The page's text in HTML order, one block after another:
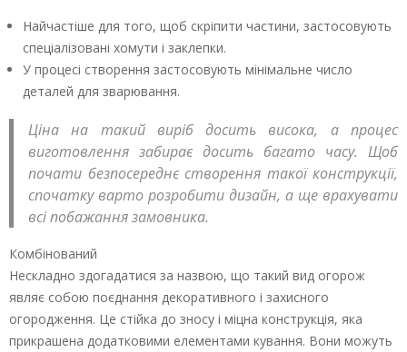
Найчастіше для того, щоб скріпити частини, застосовують
спеціалізовані хомути і заклепки.
У процесі створення застосовують мінімальне число
деталей для зварювання.
Ціна на такий виріб досить висока, а процес
виготовлення забирає досить багато часу. Щоб
почати безпосереднє створення такої конструкції,
спочатку варто розробити дизайн, а ще врахувати
всі побажання замовника.
Комбінований
Нескладно здогадатися за назвою, що такий вид огорож
являє собою поєднання декоративного і захисного
огородження. Це стійка до зносу і міцна конструкція, яка
прикрашена додатковими елементами кування. Вони можуть